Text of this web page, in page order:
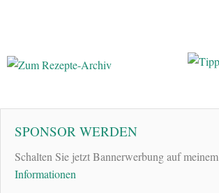
SPONSOR WERDEN
Schalten Sie jetzt Bannerwerbung auf
Informationen